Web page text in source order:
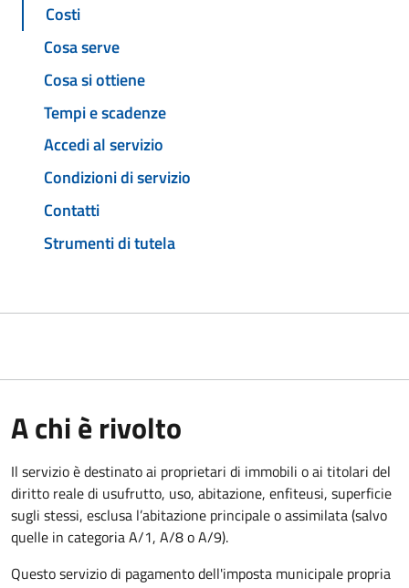
Costi
Cosa serve
Cosa si ottiene
Tempi e scadenze
Accedi al servizio
Condizioni di servizio
Contatti
Strumenti di tutela
A chi è rivolto
Il servizio è destinato ai proprietari di immobili o ai titolari del
diritto reale di usufrutto, uso, abitazione, enfiteusi, superficie
sugli stessi, esclusa l’abitazione principale o assimilata (salvo
quelle in categoria A/1, A/8 o A/9).
Questo servizio di pagamento dell'imposta municipale propria